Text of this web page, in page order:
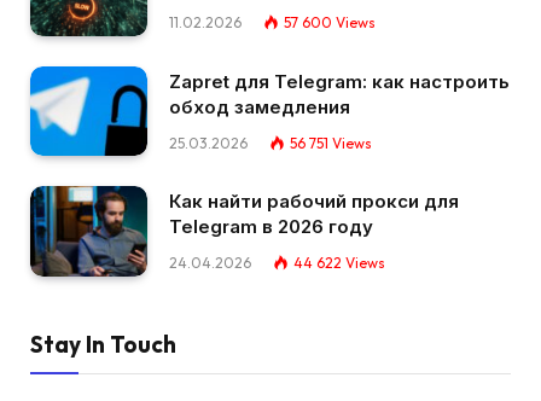
11.02.2026 57 600 Views
Zapret для Telegram: как настроить
обход замедления
25.03.2026 56 751 Views
Как найти рабочий прокси для
Telegram в 2026 году
24.04.2026 44 622 Views
Stay In Touch